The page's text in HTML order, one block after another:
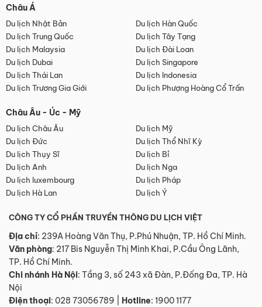
Châu Á
Du lịch Nhật Bản
Du lịch Hàn Quốc
Du lịch Trung Quốc
Du lịch Tây Tạng
Du lịch Malaysia
Du lịch Đài Loan
Du lịch Dubai
Du lịch Singapore
Du lịch Thái Lan
Du lịch Indonesia
Du lịch Trương Gia Giới
Du lịch Phượng Hoàng Cổ Trấn
Châu Âu - Úc - Mỹ
Du lịch Châu Âu
Du lịch Mỹ
Du lịch Đức
Du lịch Thổ Nhĩ Kỳ
Du lịch Thụy Sĩ
Du lịch Bỉ
Du lịch Anh
Du lịch Nga
Du lịch luxembourg
Du lịch Pháp
Du lịch Hà Lan
Du lịch Ý
CÔNG TY CỔ PHẦN TRUYỀN THÔNG DU LỊCH VIỆT
Địa chỉ: 239A Hoàng Văn Thụ, P.Phú Nhuận, TP. Hồ Chí Minh.
Văn phòng: 217 Bis Nguyễn Thị Minh Khai, P.Cầu Ông Lãnh,
TP. Hồ Chí Minh.
Chi nhánh Hà Nội: Tầng 3, số 243 xã Đàn, P.Đống Đa, TP. Hà
Nội
Điện thoại: 028 73056789 Hotline: 1900 1177